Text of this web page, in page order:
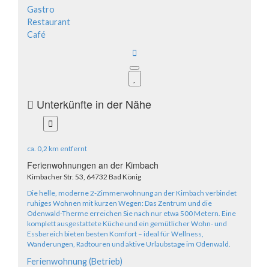
Gastro
Restaurant
Café
in
Nähe"
zurückspringen
Unterkünfte in der Nähe
"Unterkünfte
der
überspringen
ca. 0,2 km entfernt
Ferienwohnungen an der Kimbach
Kimbacher Str. 53, 64732 Bad König
Die helle, moderne 2-Zimmerwohnung an der Kimbach verbindet
ruhiges Wohnen mit kurzen Wegen: Das Zentrum und die
Odenwald-Therme erreichen Sie nach nur etwa 500 Metern. Eine
komplett ausgestattete Küche und ein gemütlicher Wohn- und
Essbereich bieten besten Komfort – ideal für Wellness,
Wanderungen, Radtouren und aktive Urlaubstage im Odenwald.
Ferienwohnung (Betrieb)